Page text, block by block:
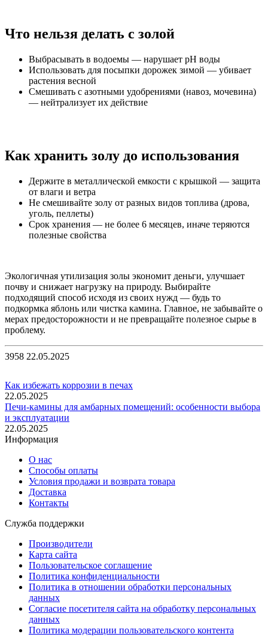
Что нельзя делать с золой
Выбрасывать в водоемы — нарушает pH воды
Использовать для посыпки дорожек зимой — убивает
растения весной
Смешивать с азотными удобрениями (навоз, мочевина)
— нейтрализует их действие
Как хранить золу до использования
Держите в металлической емкости с крышкой — защита
от влаги и ветра
Не смешивайте золу от разных видов топлива (дрова,
уголь, пеллеты)
Срок хранения — не более 6 месяцев, иначе теряются
полезные свойства
Экологичная утилизация золы экономит деньги, улучшает
почву и снижает нагрузку на природу. Выбирайте
подходящий способ исходя из своих нужд — будь то
подкормка яблонь или чистка камина. Главное, не забывайте о
мерах предосторожности и не превращайте полезное сырье в
проблему.
3958 22.05.2025
Как избежать коррозии в печах
22.05.2025
Печи-камины для амбарных помещений: особенности выбора
и эксплуатации
22.05.2025
Информация
О нас
Способы оплаты
Условия продажи и возврата товара
Доставка
Контакты
Служба поддержки
Производители
Карта сайта
Пользовательское соглашение
Политика конфиденциальности
Политика в отношении обработки персональных
данных
Согласие посетителя сайта на обработку персональных
данных
Политика модерации пользовательского контента